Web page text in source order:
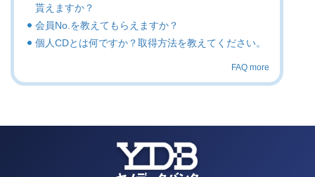
貰えますか？
会員No.を教えてもらえますか？
個人CDとは何ですか？取得方法を教えてください。
FAQ more